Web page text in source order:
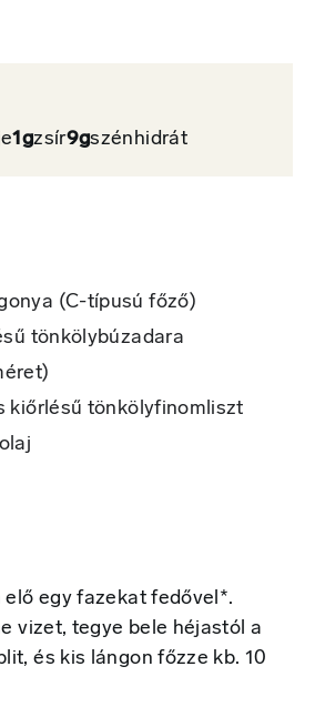
1gzsír9gszénhidrát
(C-típusú főző)
tönkölybúzadara
kiőrlésű tönkölyfinomliszt
elő egy fazekat fedővel*.
vizet, tegye bele héjastól a
és kis lángon főzze kb. 10